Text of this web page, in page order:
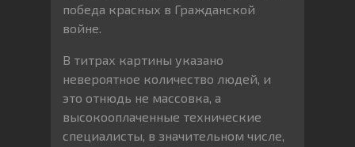
победа красных в Гражданской
войне.
В титрах картины указано
невероятное количество людей, и
это отнюдь не массовка, а
высокооплаченные технические
специалисты, в значительном числе,